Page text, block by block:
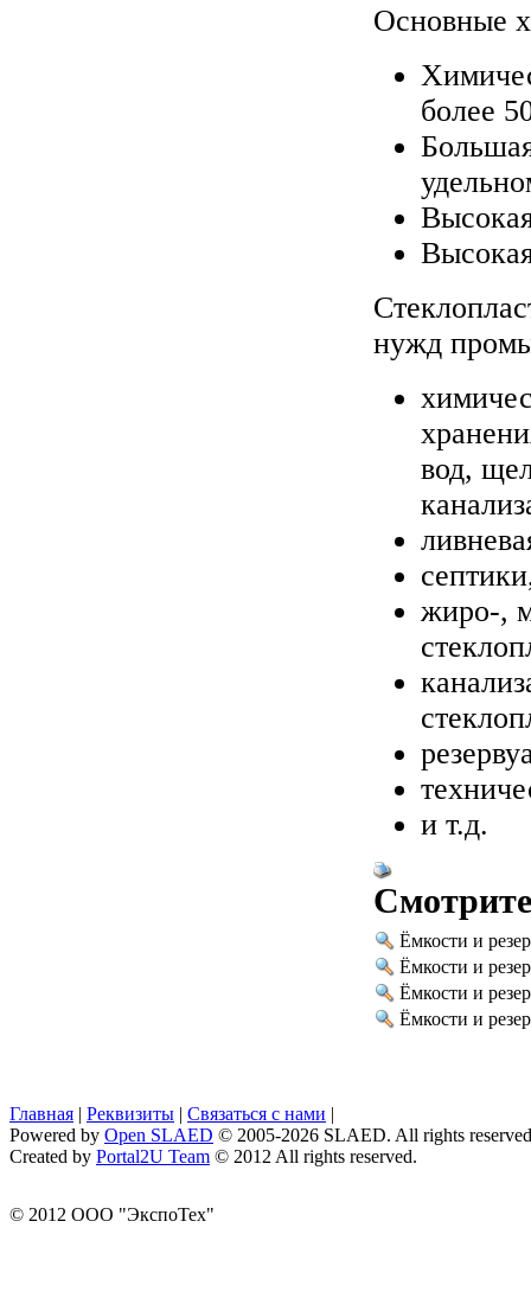
Основные
более
нужд
вод,
жиро-,
и т.д.
Ёмкости и
Ёмкости и
Ёмкости и
Ёмкости и
Главная | Реквизиты | Связаться с нами |
Powered by Open SLAED © 2005-2026 SLAED. All rights
Created by Portal2U Team © 2012 All rights reserved.
© 2012 ООО "ЭкспоТех"